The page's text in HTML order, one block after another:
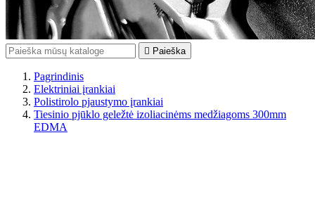
 Paieška
Pagrindinis
Elektriniai įrankiai
Polistirolo pjaustymo įrankiai
Tiesinio pjūklo geležtė izoliacinėms medžiagoms 300mm
EDMA